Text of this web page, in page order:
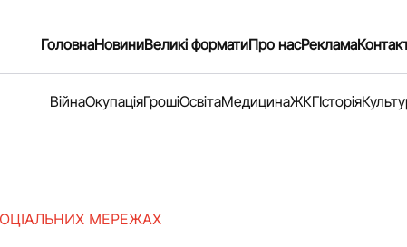
ГоловнаНовиниВеликі форматиПро насРеклама
ВійнаОкупаціяГрошіОсвітаМедицинаЖКГІсторія
МЕРЕЖАХ